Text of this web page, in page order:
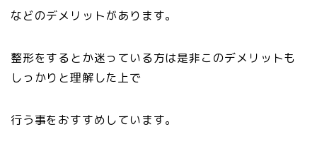
などのデメリットがあります。
整形をするとか迷っている方は是非このデメリットも
しっかりと理解した上で
行う事をおすすめしています。